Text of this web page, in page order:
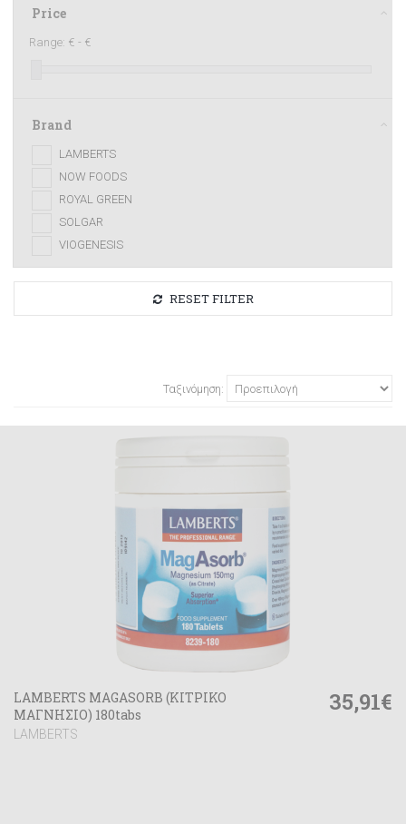
Price
Range: € - €
Brand
LAMBERTS
NOW FOODS
ROYAL GREEN
SOLGAR
VIOGENESIS
RESET FILTER
Ταξινόμηση:
LAMBERTS MAGASORB (ΚΙΤΡΙΚΟ
ΜΑΓΝΗΣΙΟ) 180tabs
LAMBERTS
35,91€